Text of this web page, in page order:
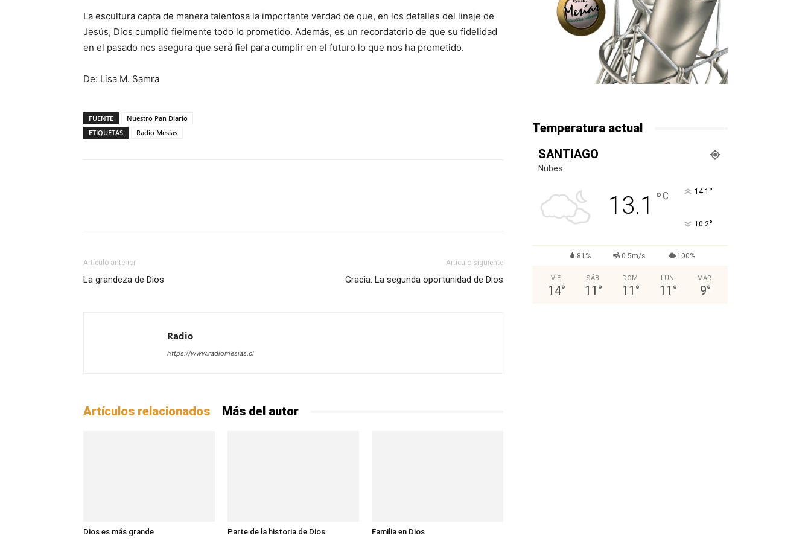
La escultura capta de manera talentosa la importante verdad de que, en los detalles del linaje de
Jesús, Dios cumplió fielmente todo lo prometido. Además, es un recordatorio de que su fidelidad
en el pasado nos asegura que será fiel para cumplir en el futuro lo que nos ha prometido.
De: Lisa M. Samra
FUENTE
Nuestro Pan Diario
ETIQUETAS
Radio Mesías
Artículo anterior
La grandeza de Dios
Artículo siguiente
Gracia: La segunda oportunidad de Dios
Radio
https://www.radiomesias.cl
Artículos relacionados Más del autor
Dios es más grande Parte de la historia de Dios Familia en Dios
Temperatura actual
SANTIAGO
Nubes
13.1 °C 14.1 °
10.2°
81% 0.5m/s 100%
VIE
14°
SÁB
11 °
DOM
11 °
LUN
11 °
MAR
9°